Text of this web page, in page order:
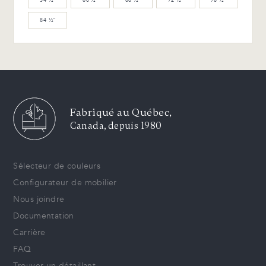
84 ½″
Fabriqué au Québec,
Canada, depuis 1980
Sélecteur de couleurs
Configurateur de mobilier
Nous joindre
Documentation
Carrière
FAQ